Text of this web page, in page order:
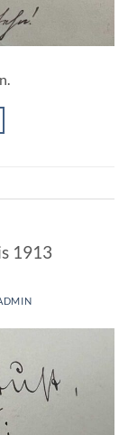
1913